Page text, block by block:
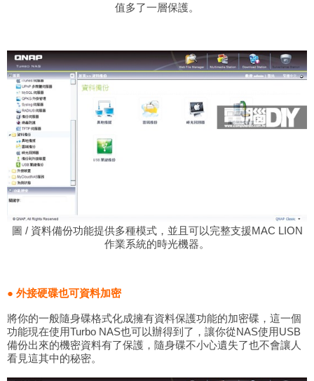
值多了一層保護。
圖 / 資料備份功能提供多種模式，並且可以完整支援MAC LION
作業系統的時光機器。
● 外接硬碟也可資料加密
將你的一般隨身碟格式化成擁有資料保護功能的加密碟，這一個
功能現在使用Turbo NAS也可以辦得到了，讓你從NAS使用USB
備份出來的機密資料有了保護，隨身碟不小心遺失了也不會讓人
看見這其中的秘密。